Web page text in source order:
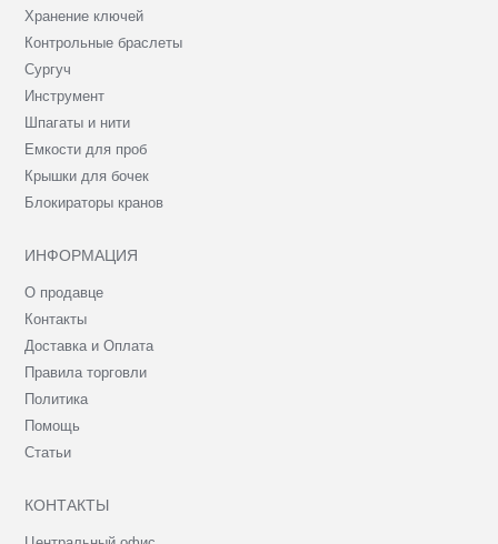
Хранение ключей
Контрольные браслеты
Сургуч
Инструмент
Шпагаты и нити
Емкости для проб
Крышки для бочек
Блокираторы кранов
ИНФОРМАЦИЯ
О продавце
Контакты
Доставка и Оплата
Правила торговли
Политика
Помощь
Статьи
КОНТАКТЫ